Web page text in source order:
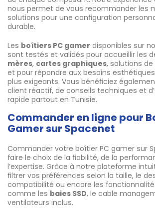
nous permet de vous recommander les
solutions pour une configuration
durable.
Les boîtiers PC gamer disponibles sur
sont testés et validés pour accueillir les
mères, cartes graphiques, solutions
et pour répondre aux besoins
plus exigeants. Vous bénéficiez
client réactif, de conseils techniques et
rapide partout en Tunisie.
Commander en ligne pour
Gamer sur Spacenet
Commander votre boîtier PC gamer sur
faire le choix de la fiabilité, de la
l’expertise. Grâce à notre plateforme
filtrer vos préférences selon la taille, le
compatibilité ou encore les
comme les baies SSD, le cable
ventilateurs inclus.